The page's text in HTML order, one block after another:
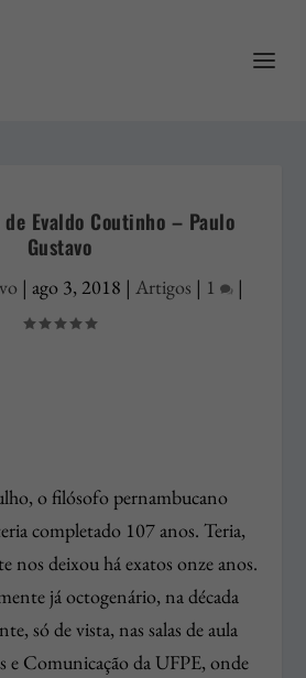
de Evaldo Coutinho – Paulo
Gustavo
| ago 3, 2018 | Artigos | 1 |
o filósofo pernambucano
completado 107 anos. Teria,
nos deixou há exatos onze anos.
já octogenário, na década
só de vista, nas salas de aula
e Comunicação da UFPE, onde